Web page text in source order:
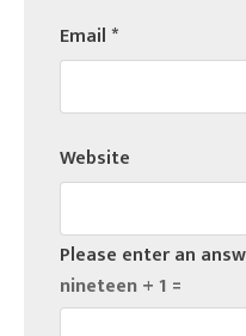
Email*
Website
Please enter an
nineteen + 1 =